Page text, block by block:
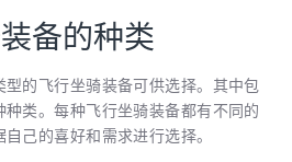
备的种类
的飞行坐骑装备可供选择。其中包
类。每种飞行坐骑装备都有不同的
己的喜好和需求进行选择。